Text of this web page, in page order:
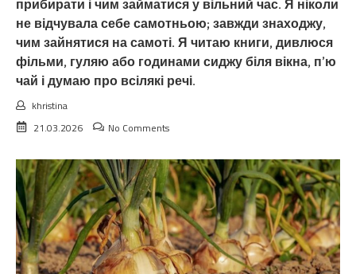
прибирати і чим займатися у вільний час. Я ніколи
не відчувала себе самотньою; завжди знаходжу,
чим зайнятися на самоті. Я читаю книги, дивлюся
фільми, гуляю або годинами сиджу біля вікна, п’ю
чай і думаю про всілякі речі.
khristina
21.03.2026
No Comments